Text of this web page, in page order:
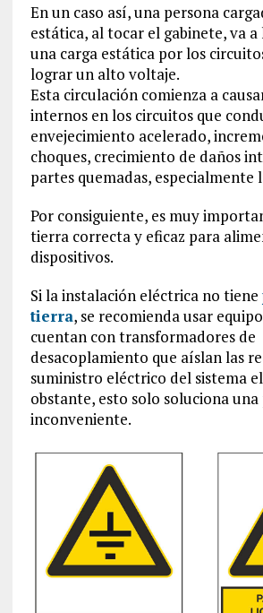
En un caso así, una persona
estática, al tocar el gabinete, va
una carga estática por los
lograr un alto voltaje.
Esta circulación comienza a
internos en los circuitos que
envejecimiento acelerado,
choques, crecimiento de daños
partes quemadas, especialmente
Por consiguiente, es muy
tierra correcta y eficaz para
dispositivos.
Si la instalación eléctrica no tiene
tierra, se recomienda usar
cuentan con transformadores de
desacoplamiento que aíslan las
suministro eléctrico del sistema
obstante, esto solo soluciona
inconveniente.